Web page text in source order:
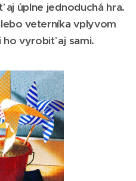
úplne jednoduchá hra.
veterníka vplyvom
ho vyrobiť aj sami.